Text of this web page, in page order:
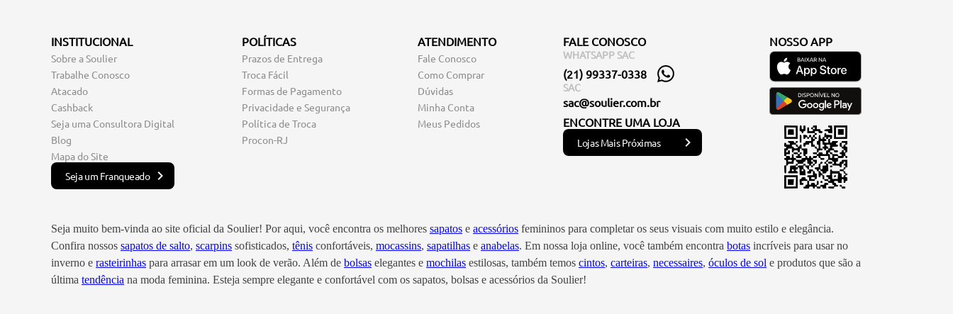
INSTITUCIONAL
Sobre a Soulier
Trabalhe Conosco
Atacado
Cashback
Seja uma Consultora Digital
Blog
Mapa do Site
Seja um Franqueado
POLÍTICAS
Prazos de Entrega
Troca Fácil
Formas de Pagamento
Privacidade e Segurança
Política de Troca
Procon-RJ
ATENDIMENTO
Fale Conosco
Como Comprar
Dúvidas
Minha Conta
Meus Pedidos
FALE CONOSCO
WHATSAPP SAC
(21) 99337-0338
SAC
sac@soulier.com.br
ENCONTRE UMA LOJA
Lojas Mais Próximas
NOSSO APP
Seja muito bem-vinda ao site oficial da Soulier! Por aqui, você encontra os melhores sapatos e acessórios femininos para completar os seus visuais com muito estilo e elegância.
Confira nossos sapatos de salto, scarpins sofisticados, tênis confortáveis, mocassins, sapatilhas e anabelas. Em nossa loja online, você também encontra botas incríveis para usar no
inverno e rasteirinhas para arrasar em um look de verão. Além de bolsas elegantes e mochilas estilosas, também temos cintos, carteiras, necessaires, óculos de sol e produtos que são a
última tendência na moda feminina. Esteja sempre elegante e confortável com os sapatos, bolsas e acessórios da Soulier!